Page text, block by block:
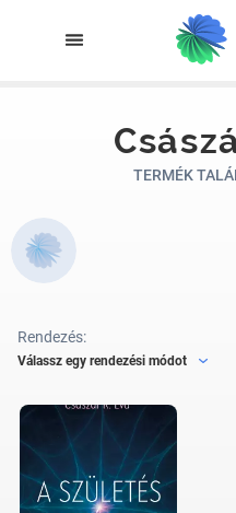
TERMÉK
Rendezés:
Válassz egy rendezési módot